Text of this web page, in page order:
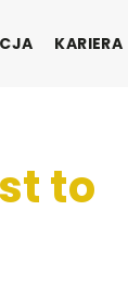
KARIERA
to